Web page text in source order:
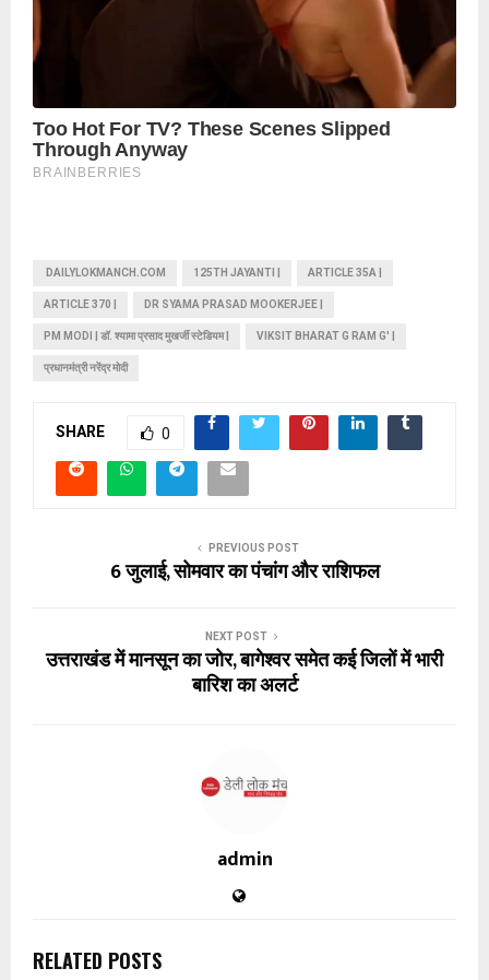
DAILYLOKMANCH.COM 125TH JAYANTI | ARTICLE 35A |
ARTICLE 370 | DR SYAMA PRASAD MOOKERJEE |
PM MODI | डॉ. श्यामा प्रसाद मुखर्जी स्टेडियम | VIKSIT BHARAT G RAM G' |
प्रधानमंत्री नरेंद्र मोदी
SHARE 0
PREVIOUS POST
6 जुलाई, सोमवार का पंचांग और राशिफल
NEXT POST
उत्तराखंड में मानसून का जोर, बागेश्वर समेत कई जिलों में भारी
बारिश का अलर्ट
admin
RELATED POSTS